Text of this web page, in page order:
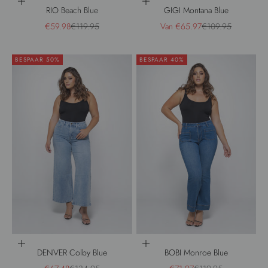
Opties kiezen
RIO Beach Blue
Aanbiedingsprijs
€59.98Normale prijs
€119.95
Opties kiezen
GIGI Montana Blue
Aanbiedingsprijs
Van €65.97Normale prijs
€109.95
BESPAAR 50%
Opties kiezen
DENVER Colby Blue
BESPAAR 40%
Opties kiezen
BOBI Monroe Blue